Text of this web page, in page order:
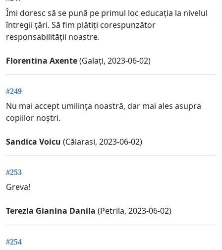
Îmi doresc să se pună pe primul loc educația la nivelul
întregii țări. Să fim plătiți corespunzător
responsabilității noastre.
Florentina Axente(Galați, 2023-06-02)
#249
Nu mai accept umilința noastră, dar mai ales asupra
copiilor noștri.
Sandica Voicu (Călarasi, 2023-06-02)
#253
Greva!
Terezia Gianina Danila (Petrila, 2023-06-02)
#254